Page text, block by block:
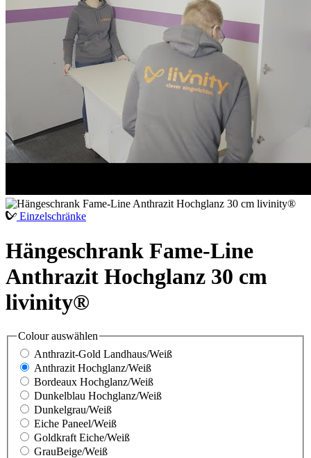
Einzelschränke
Hängeschrank Fame-Line
Anthrazit Hochglanz 30 cm
livinity®
Colourauswählen
Anthrazit-Gold Landhaus/Weiß
Anthrazit Hochglanz/Weiß
Bordeaux Hochglanz/Weiß
Dunkelblau Hochglanz/Weiß
Dunkelgrau/Weiß
Eiche Paneel/Weiß
Goldkraft Eiche/Weiß
GrauBeige/Weiß